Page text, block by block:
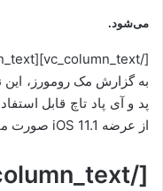
می‌شود.
[/vc_column_text][vc_column_text]
به گزارش مک رومورز، این
از عرضه iOS 11.1 صورت می گیرد.